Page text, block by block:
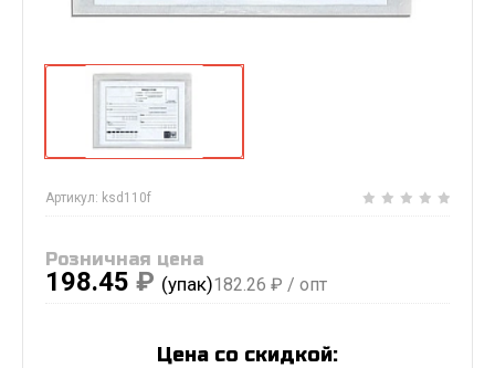
Артикул: ksd110f
Розничная цена
198.45 ₽ (упак)182.26 ₽ / опт
Цена со скидкой: